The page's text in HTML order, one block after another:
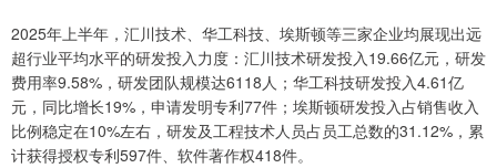
2025年上半年，汇川技术、华工科技、埃斯顿等三家企业均展现出远
超行业平均水平的研发投入力度：汇川技术研发投入19.66亿元，研发
费用率9.58%，研发团队规模达6118人；华工科技研发投入4.61亿
元，同比增长19%，申请发明专利77件；埃斯顿研发投入占销售收入
比例稳定在10%左右，研发及工程技术人员占员工总数的31.12%，累
计获得授权专利597件、软件著作权418件。